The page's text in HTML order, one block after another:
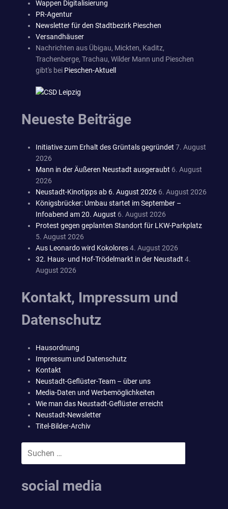
Wappen Digitalisierung
PR-Agentur
Newsletter für den Stadtbezirk Pieschen
Versandhäuser
Nachrichten aus Übigau, Mickten, Kaditz,
Trachenberge, Trachau, Wilder Mann und Pieschen
gibt's bei Pieschen-Aktuell
Neueste Beiträge
Initiative zum Erhalt des Grüntals gegründet 7. August
2026
Mann in der Äußeren Neustadt ausgeraubt 6. August
2026
Neustadt-Kinotipps ab 6. August 2026 6. August 2026
Königsbrücker: Umbau startet im September –
Infoabend am 20. August 6. August 2026
Protest gegen geplanten Standort für LKW-Parkplatz
5. August 2026
Aus Leonardo wird Kokolores4. August 2026
32. Haus- und Hof-Trödelmarkt in der Neustadt 4.
August 2026
Kontakt, Impressum und
Datenschutz
Hausordnung
Impressum und Datenschutz
Kontakt
Neustadt-Geflüster-Team – über uns
Media-Daten und Werbemöglichkeiten
Wie man das Neustadt-Geflüster erreicht
Neustadt-Newsletter
Titel-Bilder-Archiv
social media